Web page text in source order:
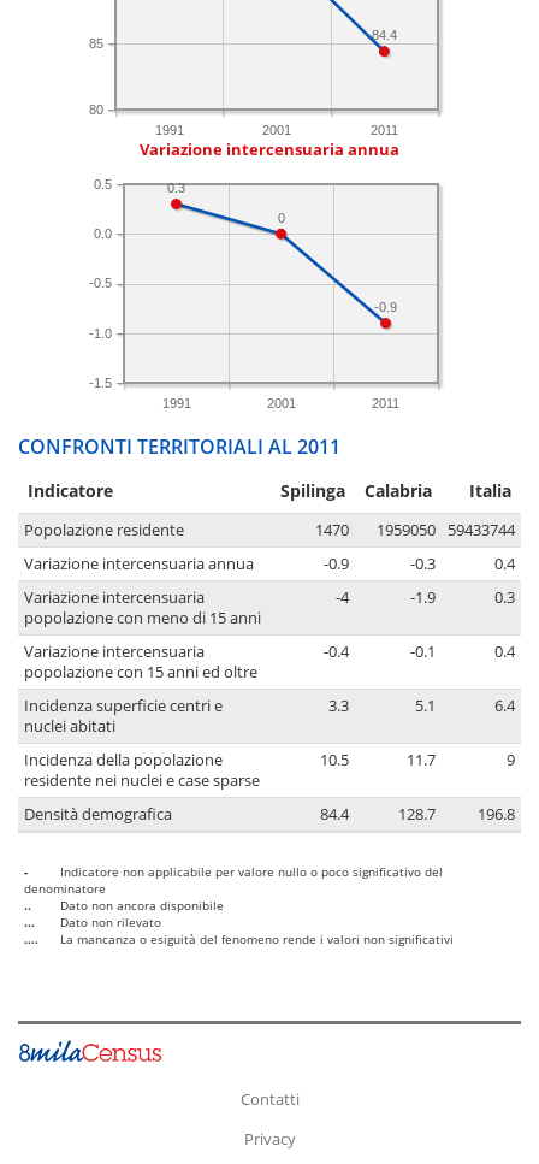
1991 2001 2011
80
85
84.4
Variazione intercensuaria annua
1991 2001 2011
-1.5
-1.0
-0.5
0.0
0.5
-0.9
0
0.3
CONFRONTI TERRITORIALI AL 2011
Indicatore Spilinga Calabria Italia
Popolazione residente 1470 1959050
59433744
Variazione intercensuaria annua
-0.9 -0.3
0.4
Variazione intercensuaria
popolazione con meno di 15 anni
-4 -1.9 0.3
Variazione intercensuaria
popolazione con 15 anni ed oltre
-0.4 -0.1 0.4
Incidenza superficie centri e
nuclei abitati
3.3 5.1 6.4
Incidenza della popolazione
residente nei nuclei e case sparse
10.5 11.7 9
Densità demografica 84.4 128.7 196.8
-
Indicatore non applicabile per valore nullo o poco significativo del
denominatore
..
Dato non ancora disponibile
...
Dato non rilevato
....
La mancanza o esiguità del fenomeno rende i valori non significativi
Contatti
Privacy